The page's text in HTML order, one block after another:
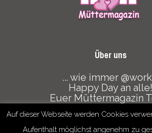
Über uns
... wie immer
Happy Day an alle!
Euer Müttermagazin
Auf dieser Webseite werden Cookies
Aufenthalt möglichst angenehm zu